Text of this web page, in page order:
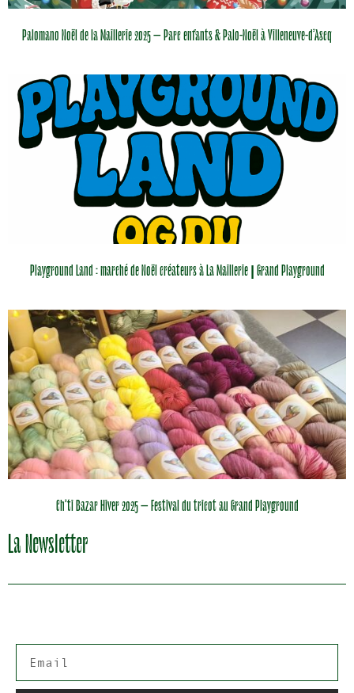
Palomano Noël de la Maillerie 2025 – Parc enfants & Palo-Noël à Villeneuve-d’Ascq
Playground Land : marché de Noël créateurs à La Maillerie | Grand Playground
Ch’ti Bazar Hiver 2025 – Festival du tricot au Grand Playground
La Newsletter